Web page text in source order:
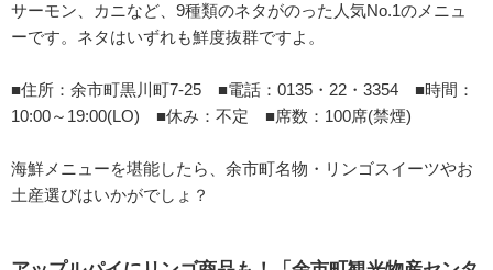
サーモン、カニなど、9種類のネタがのった人気No.1のメニュ
ーです。ネタはいずれも鮮度抜群ですよ。
■住所：余市町黒川町7-25 ■電話：0135・22・3354 ■時間：
10:00～19:00(LO) ■休み：不定 ■席数：100席(禁煙)
海鮮メニューを堪能したら、余市町名物・リンゴスイーツやお
土産選びはいかがでしょ？